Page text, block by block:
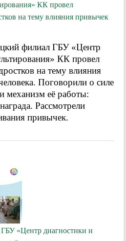
КК провел
на тему влияния привычек
филиал ГБУ «Центр
КК провел
на тему влияния
Поговорили о силе
механизм её работы:
Рассмотрели
привычек.
«Центр диагностики и